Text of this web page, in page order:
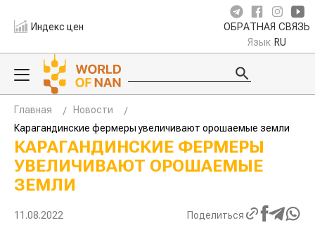
Индекс цен ОБРАТНАЯ СВЯЗЬ
Язык RU
Главная
Новости
Карагандинские фермеры увеличивают орошаемые земли
КАРАГАНДИНСКИЕ ФЕРМЕРЫ
УВЕЛИЧИВАЮТ ОРОШАЕМЫЕ
ЗЕМЛИ
11.08.2022 Поделиться